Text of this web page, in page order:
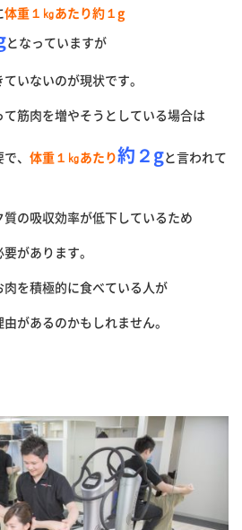
体重１㎏あたり約１g
となっていますが
いないのが現状です。
筋肉を増やそうとしている場合は
、 体重１㎏あたり約２gと言われて
の吸収効率が低下しているため
があります。
を積極的に食べている人が
があるのかもしれません。